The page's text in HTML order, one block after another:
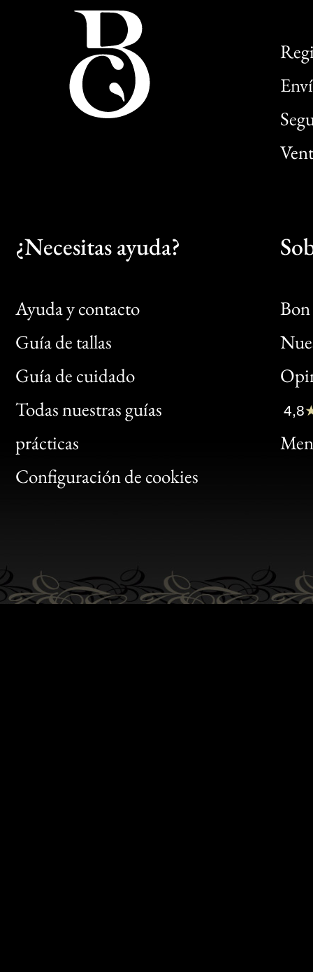
¿Necesitas ayuda?
Ayuda y contacto
Guía de tallas
Guía de cuidado
Todas nuestras guías
prácticas
Configuración de cookies
Bon
Clic
Bon
4,8